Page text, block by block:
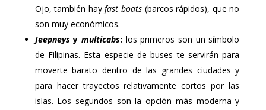
Ojo, también hayfast boats (barcos rápidos), que no
son muy económicos.
Jeepneysymulticabs: los primeros son un símbolo
de Filipinas. Esta especie de buses te servirán para
moverte barato dentro de las grandes ciudades y
para hacer trayectos relativamente cortos por las
islas. Los segundos son la opción más moderna y